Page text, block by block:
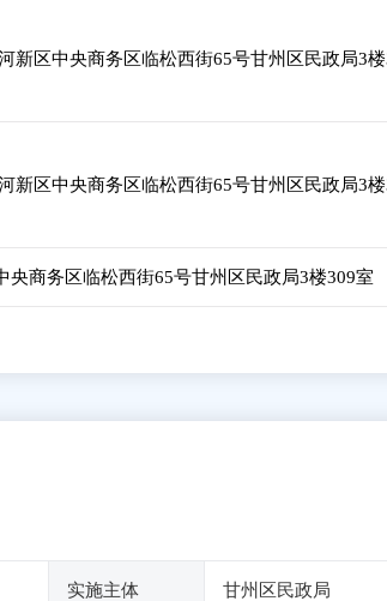
新区中央商务区临松西街65号甘州区民政局3
新区中央商务区临松西街65号甘州区民政局3
央商务区临松西街65号甘州区民政局3楼309室
实施主体 甘州区民政局